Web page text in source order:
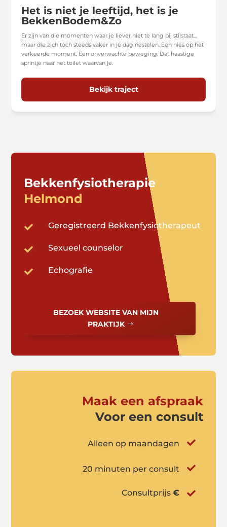
Het is niet je leeftijd, het is je
BekkenBodem&Zo
Er zijn van die momenten waar je liever niet te lang bij stilstaat…
maar die zich tóch steeds vaker in je dag nestelen. Een nies op het
verkeerde moment. Een onverwachte beweging. Dat haastige
sprintje naar het toilet waarvan je.
Bekijk traject
Bekkenfysiotherapie
Helmond
 Geregistreerd Bekkenfysiotherapeut
 Sexueel counselor
 Echografie
BEZOEK WEBSITE VAN MIJN
PRAKTIJK
Maak een afspraak
Voor een consult

Alleen op maandagen

20 minuten per consult

Consultprijs €